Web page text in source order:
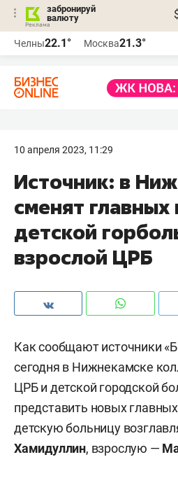
забронируй
валюту
Челны22.1° Москва21.3°
10 апреля 2023, 11:29
Источник: в
сменят главных
детской
взрослой ЦРБ
Как сообщают источники
сегодня в Нижнекамске
ЦРБ и детской городской
представить новых
детскую больницу
Хамидуллин, взрослую —